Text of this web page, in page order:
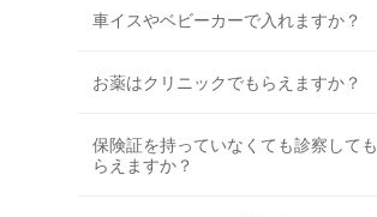
車イスやベビーカーで入れますか？
お薬はクリニックでもらえますか？
保険証を持っていなくても診察しても
らえますか？